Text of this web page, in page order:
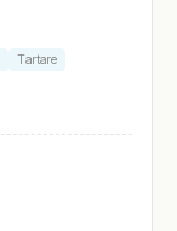
Tartare